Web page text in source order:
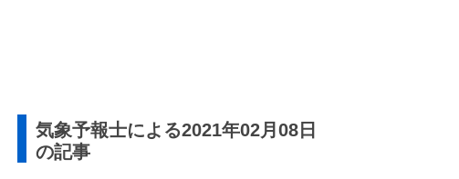
気象予報士による2021年02月08日
の記事